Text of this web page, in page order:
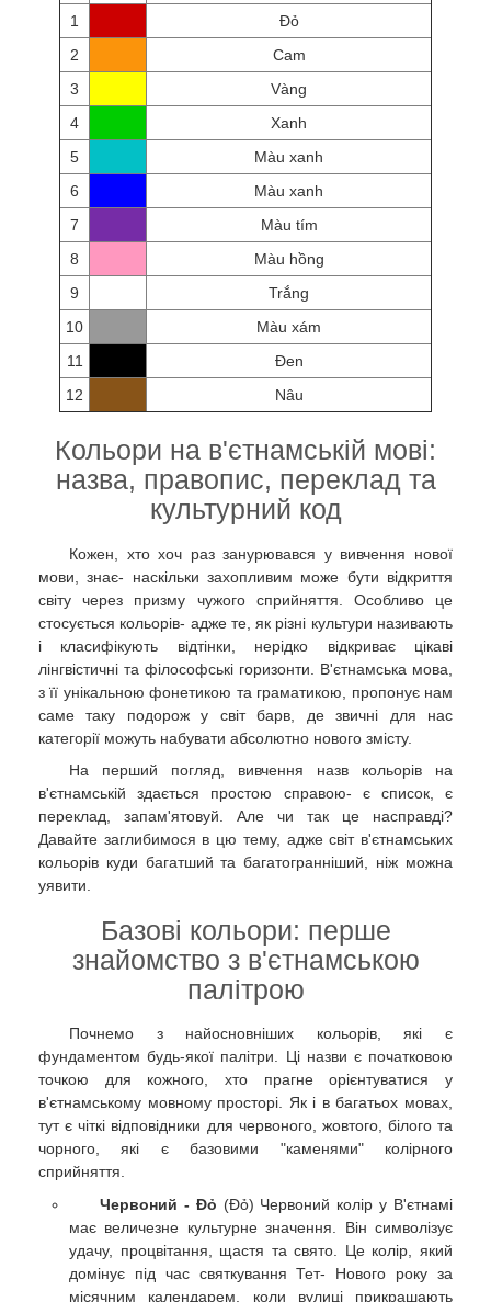
1
Đỏ
2
Cam
3
Vàng
4
Xanh
5
Màu xanh
6
Màu xanh
7
Màu tím
8
Màu hồng
9
Trắng
10
Màu xám
11
Đen
12
Nâu
Кольори на в'єтнамській мові:
назва, правопис, переклад та
культурний код
Кожен, хто хоч раз занурювався у вивчення нової
мови, знає- наскільки захопливим може бути відкриття
світу через призму чужого сприйняття. Особливо це
стосується кольорів- адже те, як різні культури називають
і класифікують відтінки, нерідко відкриває цікаві
лінгвістичні та філософські горизонти. В'єтнамська мова,
з її унікальною фонетикою та граматикою, пропонує нам
саме таку подорож у світ барв, де звичні для нас
категорії можуть набувати абсолютно нового змісту.
На перший погляд, вивчення назв кольорів на
в'єтнамській здається простою справою- є список, є
переклад, запам'ятовуй. Але чи так це насправді?
Давайте заглибимося в цю тему, адже світ в'єтнамських
кольорів куди багатший та багатогранніший, ніж можна
уявити.
Базові кольори: перше
знайомство з в'єтнамською
палітрою
Почнемо з найосновніших кольорів, які є
фундаментом будь-якої палітри. Ці назви є початковою
точкою для кожного, хто прагне орієнтуватися у
в'єтнамському мовному просторі. Як і в багатьох мовах,
тут є чіткі відповідники для червоного, жовтого, білого та
чорного, які є базовими "каменями" колірного
сприйняття.
Червоний - Đỏ (Đỏ) Червоний колір у В'єтнамі
має величезне культурне значення. Він символізує
удачу, процвітання, щастя та свято. Це колір, який
домінує під час святкування Тет- Нового року за
місячним календарем, коли вулиці прикрашають